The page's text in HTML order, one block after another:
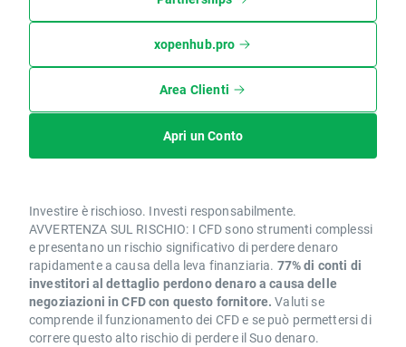
xopenhub.pro
Area Clienti
Apri un Conto
Investire è rischioso. Investi responsabilmente.
AVVERTENZA SUL RISCHIO: I CFD sono strumenti complessi
e presentano un rischio significativo di perdere denaro
rapidamente a causa della leva finanziaria. 77% di conti di
investitori al dettaglio perdono denaro a causa delle
negoziazioni in CFD con questo fornitore. Valuti se
comprende il funzionamento dei CFD e se può permettersi di
correre questo alto rischio di perdere il Suo denaro.